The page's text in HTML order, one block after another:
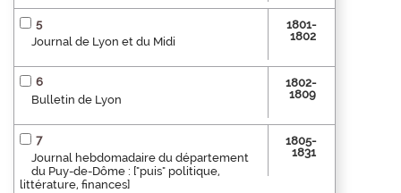
5
Journal de Lyon et du Midi
1801-
1802
6
Bulletin de Lyon
1802-
1809
7
Journal hebdomadaire du département
du Puy-de-Dôme : ["puis" politique,
littérature, finances]
1805-
1831